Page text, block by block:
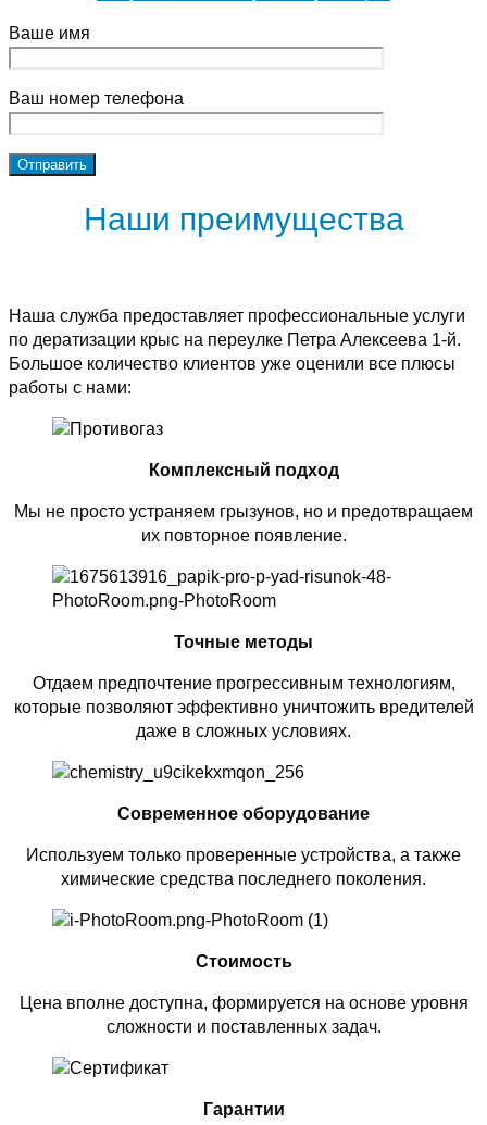
Ваше имя
Ваш номер телефона
Наши преимущества
Наша служба предоставляет профессиональные услуги
по дератизации крыс на переулке Петра Алексеева 1-й.
Большое количество клиентов уже оценили все плюсы
работы с нами:
Комплексный подход
Мы не просто устраняем грызунов, но и предотвращаем
их повторное появление.
Точные методы
Отдаем предпочтение прогрессивным технологиям,
которые позволяют эффективно уничтожить вредителей
даже в сложных условиях.
Современное оборудование
Используем только проверенные устройства, а также
химические средства последнего поколения.
Стоимость
Цена вполне доступна, формируется на основе уровня
сложности и поставленных задач.
Гарантии